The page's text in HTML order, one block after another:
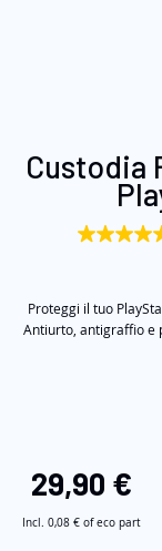
all'inizio
galleria
Custodia
5.0
,
valore
link
alla
Proteggi il tuo
Antiurto, antigraffio e
29,90 €
Incl. 0,08 € of eco part